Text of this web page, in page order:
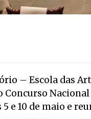
– Escola das
Concurso
5 e 10 de maio e